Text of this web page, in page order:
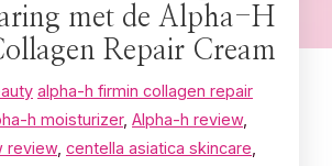
met de Alpha-H
Repair Cream
alpha-h firmin collagen repair
h moisturizer, Alpha-h review,
review, centella asiatica skincare